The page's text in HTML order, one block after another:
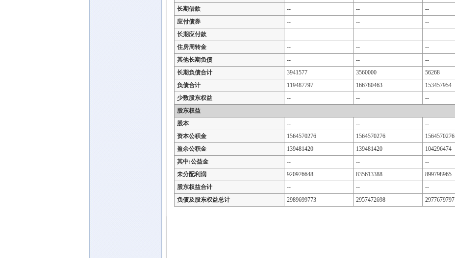
长期借款
-- -- --
应付债券
-- -- --
长期应付款
-- -- --
住房周转金
-- -- --
其他长期负债
-- -- --
长期负债合计
3941577 3560000 56268
负债合计
119487797 166780463 153457954
少数股东权益
-- -- --
股东权益
股本
-- -- --
资本公积金
1564570276 1564570276 1564570276
盈余公积金
139481420 139481420 104296474
其中:公益金
-- -- --
未分配利润
920976648 835613388 899798965
股东权益合计
-- -- --
负债及股东权益总计
2989699773 2957472698 2977679797